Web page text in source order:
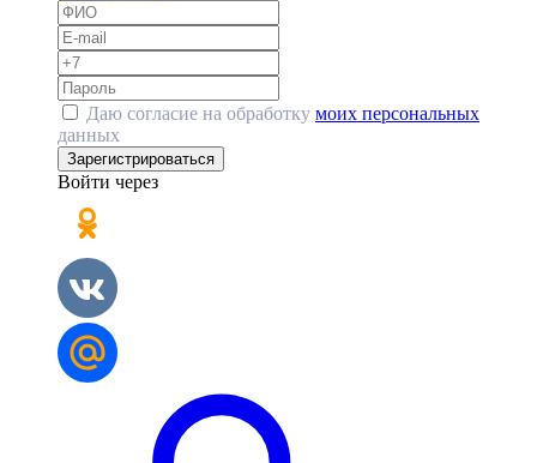
Даю согласие на обработку моих персональных
данных
Зарегистрироваться
Войти через